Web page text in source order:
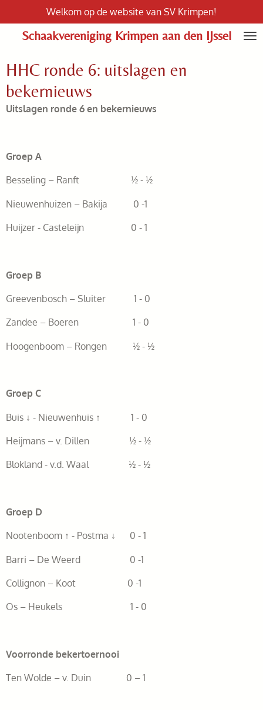
direct
naar
hoofdinhoud
Schaakvereniging Krimpen aan den IJssel
Welkom op de website van SV Krimpen!
HHC ronde 6: uitslagen en
bekernieuws
Uitslagen ronde 6 en bekernieuws
Groep A
Besseling – Ranft ½ - ½
Nieuwenhuizen – Bakija 0 -1
Huijzer - Casteleijn 0 - 1
Groep B
Greevenbosch – Sluiter 1 - 0
Zandee – Boeren 1 - 0
Hoogenboom – Rongen ½ - ½
Groep C
Buis ↓ - Nieuwenhuis ↑ 1 - 0
Heijmans – v. Dillen ½ - ½
Blokland - v.d. Waal ½ - ½
Groep D
Nootenboom ↑ - Postma ↓ 0 - 1
Barri – De Weerd 0 -1
Collignon – Koot 0 -1
Os – Heukels 1 - 0
Voorronde bekertoernooi
Ten Wolde – v. Duin 0 – 1